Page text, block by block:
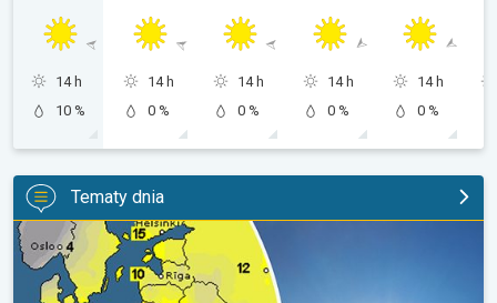
14 h
10 %
14 h
0 %
14 h
0 %
14 h
0 %
14 h
0 %
Tematy dnia
Słońce w roli głównej. Piękna pogoda. . .